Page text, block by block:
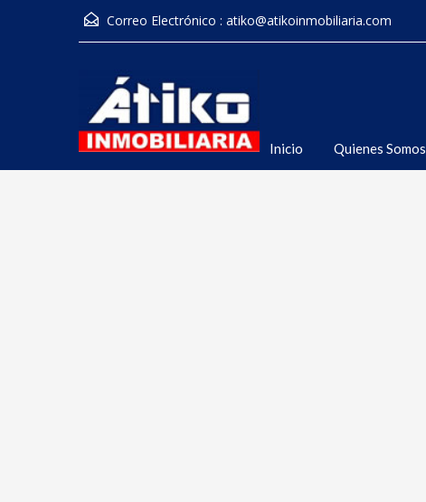
Correo Electrónico : atiko@atikoinmobiliaria.com
Inicio Quienes Somos